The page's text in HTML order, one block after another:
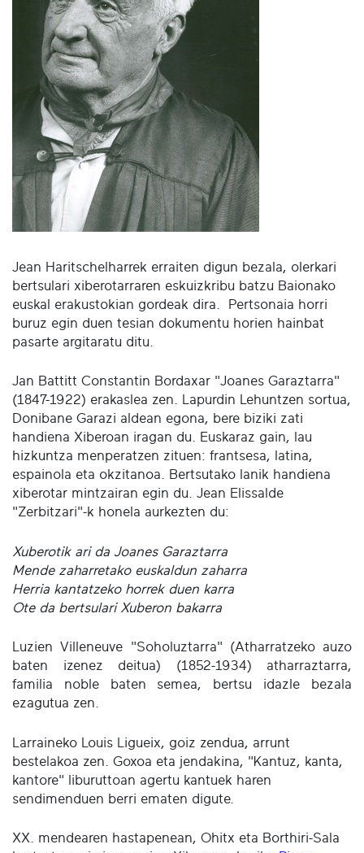
Jean Haritschelharrek erraiten digun bezala, olerkari
bertsulari xiberotarraren eskuizkribu batzu Baionako
euskal erakustokian gordeak dira. Pertsonaia horri
buruz egin duen tesian dokumentu horien hainbat
pasarte argitaratu ditu.
Jan Battitt Constantin Bordaxar "Joanes Garaztarra"
(1847-1922) erakaslea zen. Lapurdin Lehuntzen sortua,
Donibane Garazi aldean egona, bere biziki zati
handiena Xiberoan iragan du. Euskaraz gain, lau
hizkuntza menperatzen zituen: frantsesa, latina,
espainola eta okzitanoa. Bertsutako lanik handiena
xiberotar mintzairan egin du. Jean Elissalde
"Zerbitzari"-k honela aurkezten du:
Xuberotik ari da Joanes Garaztarra
Mende zaharretako euskaldun zaharra
Herria kantatzeko horrek duen karra
Ote da bertsulari Xuberon bakarra
Luzien Villeneuve "Soholuztarra" (Atharratzeko auzo
baten izenez deitua) (1852-1934) atharraztarra,
familia noble baten semea, bertsu idazle bezala
ezagutua zen.
Larraineko Louis Ligueix, goiz zendua, arrunt
bestelakoa zen. Goxoa eta jendakina, "Kantuz, kanta,
kantore" liburuttoan agertu kantuek haren
sendimenduen berri ematen digute.
XX. mendearen hastapenean, Ohitx eta Borthiri-Sala